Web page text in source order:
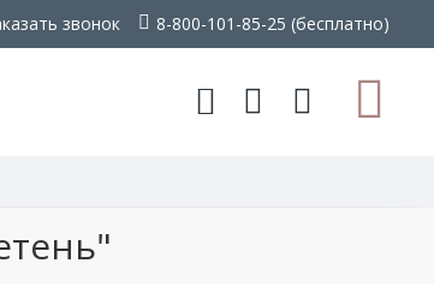
звонок 8-800-101-85-25 (бесплатно)